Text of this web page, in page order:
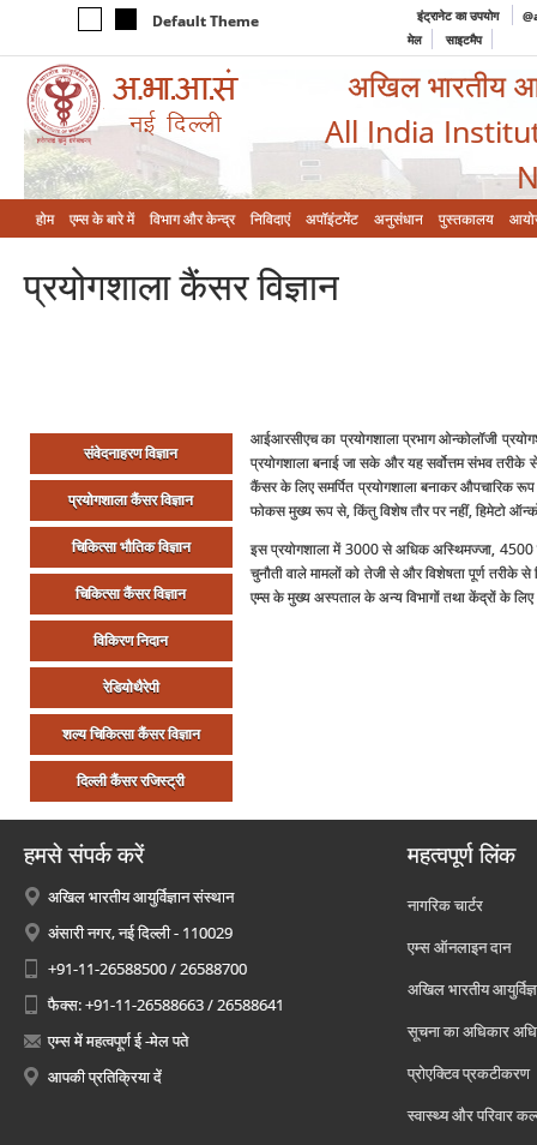
Default Theme इंट्रानेट का उपयोग
मेल
साइटमैप
अखिल भारतीय
All India
होम एम्‍स के बारे में विभाग और केन्‍द्र निविदाएं अपॉइंटमेंट अनुसंधान पुस्तकालय
प्रयोगशाला कैंसर विज्ञान
संवेदनाहरण विज्ञान
प्रयोगशाला कैंसर विज्ञान
चिकित्‍सा भौतिक विज्ञान
चिकित्‍सा कैंसर विज्ञान
विकिरण निदान
रेडियोथैरेपी
शल्‍य चिकित्‍सा कैंसर विज्ञान
दिल्‍ली कैंसर रजिस्‍ट्री
आईआरसीएच का प्रयोगशाला प्रभाग ओन्‍कोलॉजी
प्रयोगशाला बनाई जा सके और यह सर्वोत्तम संभव
कैंसर के लिए समर्पित प्रयोगशाला बनाकर औपचारिक
फोकस मुख्‍य रूप से, किंतु विशेष तौर पर नहीं, हिमेटो
इस प्रयोगशाला में 3000 से अधिक अस्थिमज्‍जा, 4500
चुनौती वाले मामलों को तेजी से और विशेषता पूर्ण
एम्‍स के मुख्‍य अस्‍पताल के अन्‍य विभागों तथा केंद्रों के लिए
हमसे संपर्क करें
अखिल भारतीय आयुर्विज्ञान संस्थान
अंसारी नगर, नई दिल्ली - 110029
+91-11-26588500 / 26588700
फैक्स: +91-11-26588663 / 26588641
एम्स में महत्वपूर्ण ई -मेल पते
आपकी प्रतिक्रिया दें
महत्वपूर्ण लिंक
नागरिक चार्टर
एम्स ऑनलाइन दान
अखिल भारतीय
सूचना का अधिकार
प्रोएक्टिव प्रकटीकरण
स्वास्थ्य और परिवार